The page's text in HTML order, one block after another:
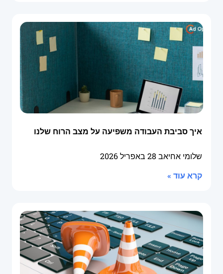
איך סביבת העבודה משפיעה על מצב הרוח שלנו
שלומי אחיאב 28 באפריל 2026
קרא עוד »